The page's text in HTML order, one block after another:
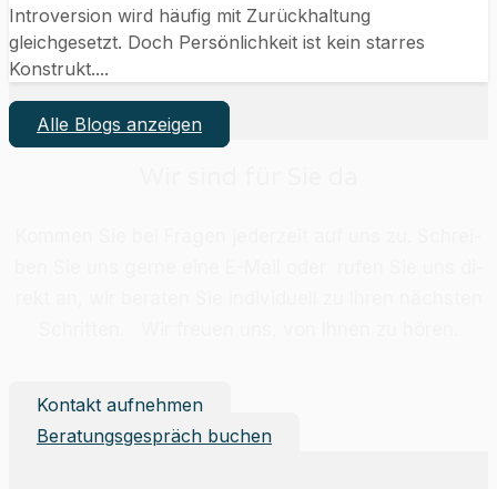
Introversion wird häufig mit Zurückhaltung
gleichgesetzt. Doch Persönlichkeit ist kein starres
Konstrukt....
Alle Blogs anzeigen
Kontakt aufnehmen
Beratungsgespräch buchen